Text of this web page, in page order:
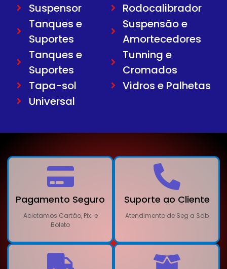
Suspensor
Tanques e
Suportes
Tanques e
Suportes
Tapa-sol
Universal
Rodocalibrador
Suspensão e
Amortecedores
Tunning e
Cromados
Vidros e Palhetas
Pagamento Seguro
Acietamos Cartão, Pix. e
Boleto
Suporte ao Cliente
Atendimento de Seg a Sab